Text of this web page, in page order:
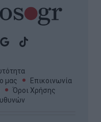
μας
Επικοινωνία
Όροι Χρήσης